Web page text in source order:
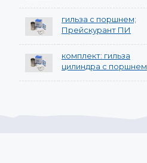
гильза с поршнем;
Прейскурант ПИ
комплект: гильза
цилиндра с поршнем